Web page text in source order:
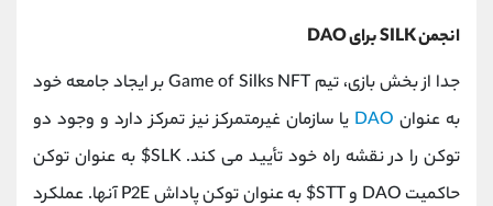
انجمن SILK برای DAO
جدا از بخش بازی، تیم Game of Silks NFT بر ایجاد جامعه خود
به عنوان DAO یا سازمان غیرمتمرکز نیز تمرکز دارد و وجود دو
توکن را در نقشه راه خود تأیید می کند. SLK$ به عنوان توکن
حاکمیت DAO و STT$ به عنوان توکن پاداش P2E آنها. عملکرد